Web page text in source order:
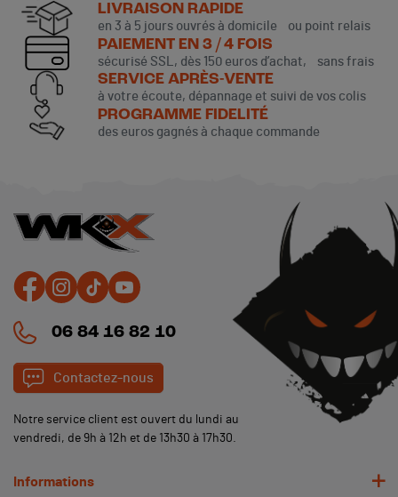
LIVRAISON RAPIDE
en 3 à 5 jours ouvrés à domicile ou point relais
PAIEMENT EN 3 / 4 FOIS
sécurisé SSL, dès 150 euros d’achat, sans frais
SERVICE APRÈS-VENTE
à votre écoute, dépannage et suivi de vos colis
PROGRAMME FIDELITÉ
des euros gagnés à chaque commande
06 84 16 82 10
Contactez-nous
Notre service client est ouvert du lundi au
vendredi, de 9h à 12h et de 13h30 à 17h30.
Informations